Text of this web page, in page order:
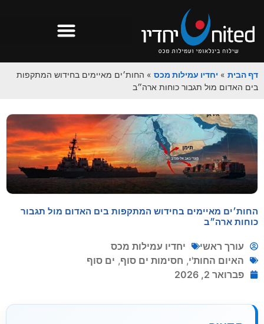
דף הבית » יחדיו עמילות מכס » החות׳ים מאיימים בחידוש המתקפות
בים האדום מול תגבור כוחות ארה״ב
החות׳ים מאיימים בחידוש המתקפות בים האדום מול תגבור
כוחות ארה״ב
עורך ראשי
יחדיו עמילות מכס
האיום החות'י, חסימות ים סוף, ים סוף
פברואר 2, 2026